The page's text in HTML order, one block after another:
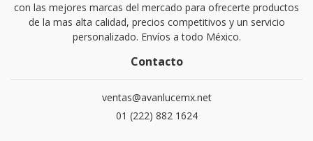
con las mejores marcas del mercado para ofrecerte productos
de la mas alta calidad, precios competitivos y un servicio
personalizado. Envíos a todo México.
Contacto
ventas@avanlucemx.net
01 (222) 882 1624